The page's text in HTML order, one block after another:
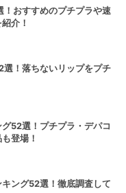
おすすめのプチプラや速
介！
！落ちないリップをプチ
52選！プチプラ・デパコ
登場！
ング52選！徹底調査して